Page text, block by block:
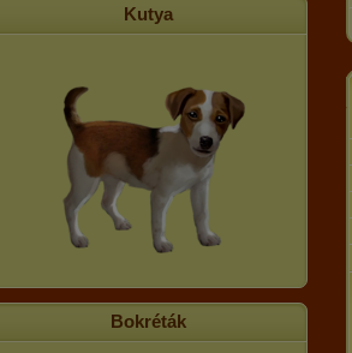
Kutya
Bokréták